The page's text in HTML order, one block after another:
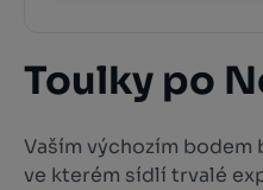
Toulky po
Vaším výchozím bodem
ve kterém sídlí trvalé